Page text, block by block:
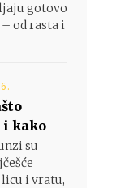
gotovo
od rasta i
i kako
su
i vratu,